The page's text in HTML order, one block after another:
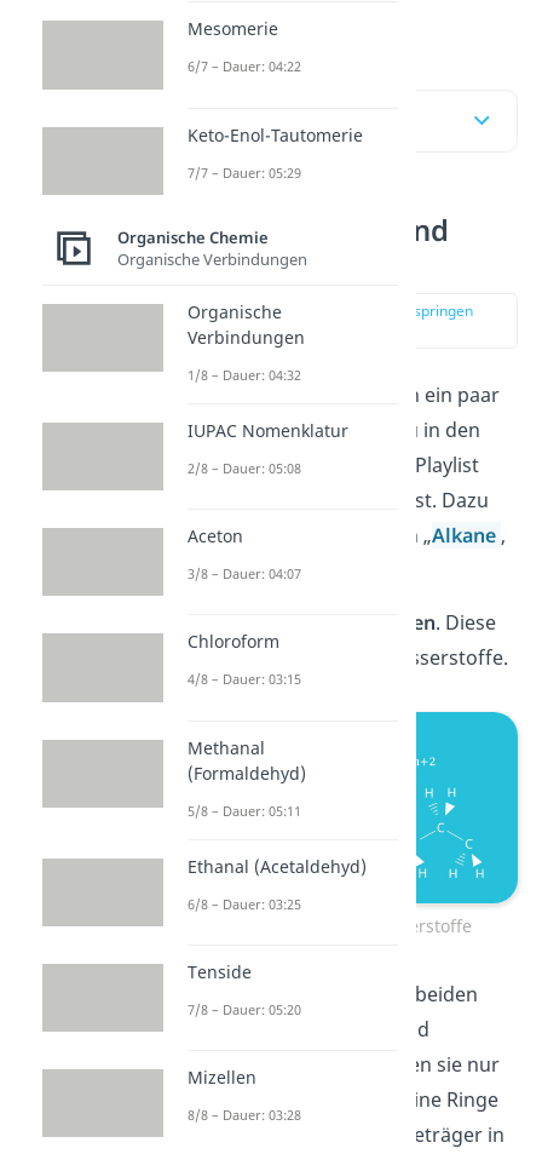
dochhiermal rein.
Alkane, Alkene und
Alkine
zur Stelle im Video springen
(00:15)
Zu Beginn wollen wir noch ein paar
Dinge wiederholen, die du in den
vorherigen Beiträgen der Playlist
bereits kennen gelernt hast. Dazu
gehören die Stoffgruppen „Alkane ,
Alkeneund Alkine“.
Alkanen. Diese
sind gesättigte Kohlenwasserstoffe.
Gesättigte Kohlenwasserstoffe
Sie bestehen nur aus den beiden
Elementen Kohlenstoff und
Wasserstoff. Zudem weisen sie nur
Einfachbindungen und keine Ringe
auf. Sie werden als Energieträger in
Mesomerie
6/7 – Dauer: 04:22
Keto-Enol-Tautomerie
7/7 – Dauer: 05:29
Organische Chemie
Organische Verbindungen
Organische
Verbindungen
1/8 – Dauer: 04:32
IUPAC Nomenklatur
2/8 – Dauer: 05:08
Aceton
3/8 – Dauer: 04:07
Chloroform
4/8 – Dauer: 03:15
Methanal
(Formaldehyd)
5/8 – Dauer: 05:11
Ethanal (Acetaldehyd)
6/8 – Dauer: 03:25
Tenside
7/8 – Dauer: 05:20
Mizellen
8/8 – Dauer: 03:28